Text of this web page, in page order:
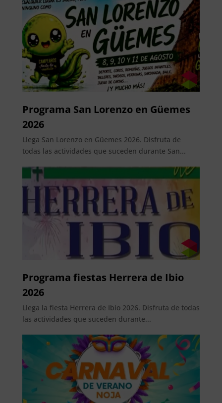
Programa San Lorenzo en Güemes
2026
Llega San Lorenzo en Güemes 2026. Disfruta de
todas las actividades que suceden durante San...
Programa fiestas Herrera de Ibio
2026
Llega la fiesta Herrera de Ibio 2026. Disfruta de todas
las actividades que suceden durante...